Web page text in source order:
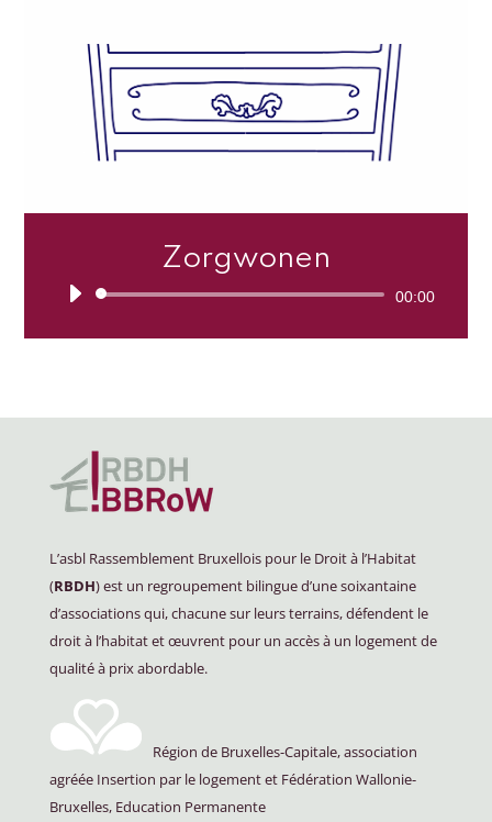
Zorgwonen
Lecteur
00:00
L’asbl Rassemblement Bruxellois pour le Droit à l’Habitat
(RBDH) est un regroupement bilingue d’une soixantaine
d’associations qui, chacune sur leurs terrains, défendent le
droit à l’habitat et œuvrent pour un accès à un logement de
qualité à prix abordable.
Région de Bruxelles-Capitale, association
agréée Insertion par le logement et Fédération Wallonie-
Bruxelles, Education Permanente